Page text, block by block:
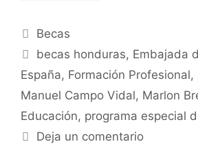
Becas
becas honduras, Embajada
España, Formación Profesional,
Manuel Campo Vidal, Marlon
Educación, programa especial
Deja un comentario